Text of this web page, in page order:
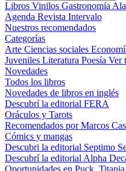
Libros Vinilos Gastronomía
Agenda Revista Intervalo
Nuestros recomendados
Categorías
Arte Ciencias sociales
Juveniles Literatura Poesía Ver
Novedades
Todos los libros
Novedades de libros en inglés
Descubrí la editorial FERA
Oráculos y Tarots
Recomendados por Marcos
Cómics y mangas
Descubri la editorial Septimo
Descubrí la editorial Alpha
Oportunidades en Puck,